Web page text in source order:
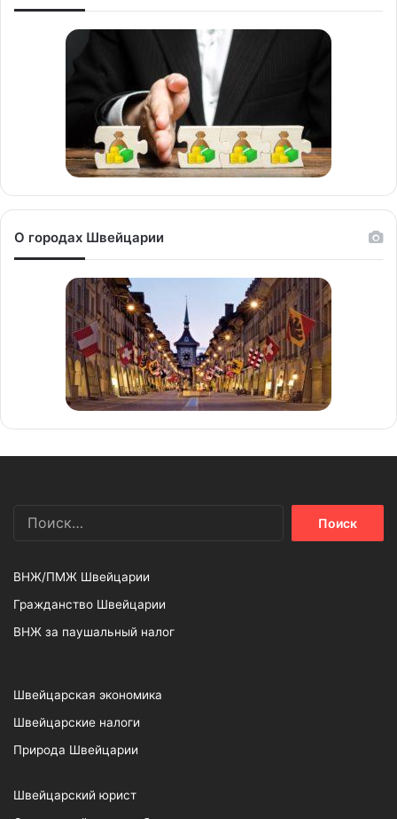
О городах Швейцарии
ВНЖ/ПМЖ Швейцарии
Гражданство Швейцарии
ВНЖ за паушальный налог
Швейцарская экономика
Швейцарские налоги
Природа Швейцарии
Швейцарский юрист